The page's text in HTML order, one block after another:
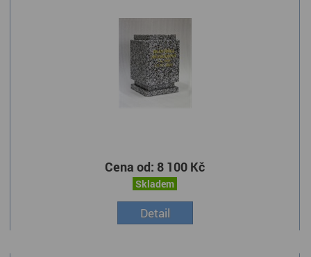
Cena od: 8 100 Kč
Skladem
Detail